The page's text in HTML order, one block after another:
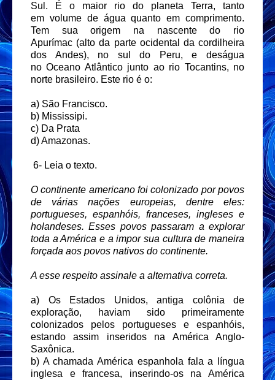
Sul. É o maior rio do planeta Terra, tanto
em volume de água quanto em comprimento.
Tem sua origem na nascente do rio
Apurímac (alto da parte ocidental da cordilheira
dos Andes), no sul do Peru, e deságua
no Oceano Atlântico junto ao rio Tocantins, no
norte brasileiro. Este rio é o:
a) São Francisco.
b) Mississipi.
c) Da Prata
d) Amazonas.
6- Leia o texto.
O continente americano foi colonizado por povos
de várias nações europeias, dentre eles:
portugueses, espanhóis, franceses, ingleses e
holandeses. Esses povos passaram a explorar
toda a América e a impor sua cultura de maneira
forçada aos povos nativos do continente.
A esse respeito assinale a alternativa correta.
a) Os Estados Unidos, antiga colônia de
exploração, haviam sido primeiramente
colonizados pelos portugueses e espanhóis,
estando assim inseridos na América Anglo-
Saxônica.
b) A chamada América espanhola fala a língua
inglesa e francesa, inserindo-os na América